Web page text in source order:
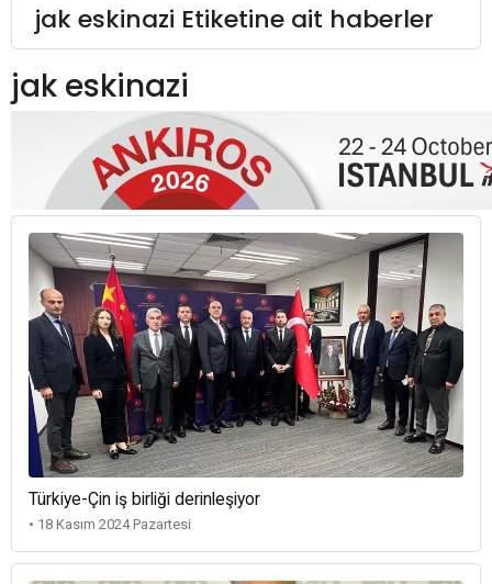
jak eskinazi Etiketine ait haberler
jak eskinazi
Türkiye-Çin iş birliği derinleşiyor
• 18 Kasım 2024 Pazartesi